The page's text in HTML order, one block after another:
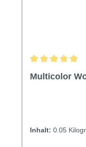
Multicolor
Inhalt: 0.05